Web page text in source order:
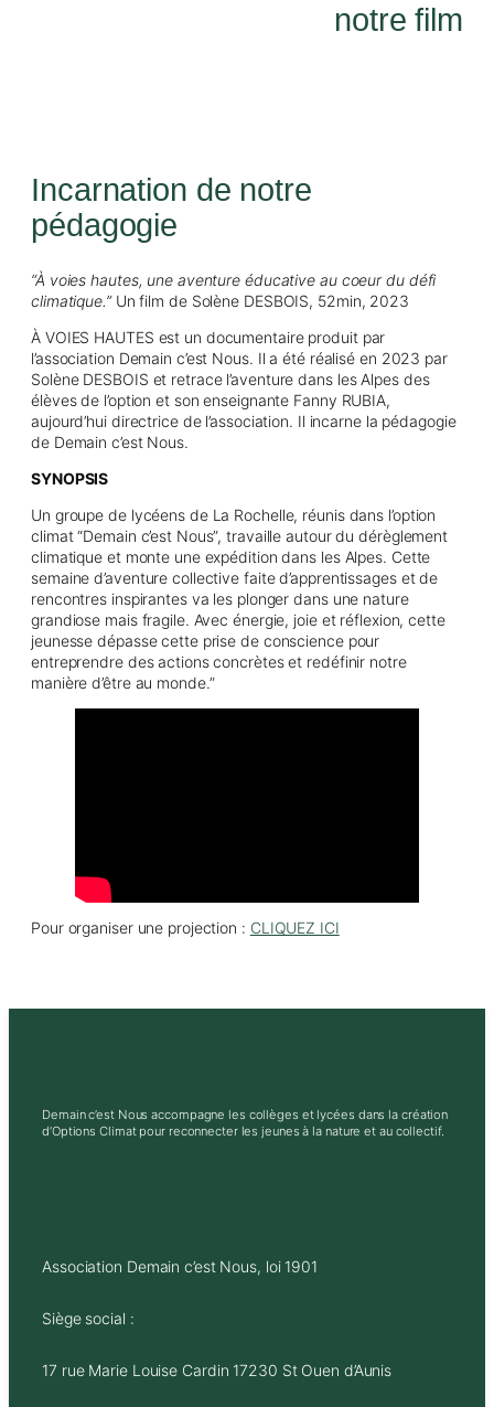
notre film
Incarnation de notre
pédagogie
“À voies hautes, une aventure éducative au coeur du défi
climatique.” Un film de Solène DESBOIS, 52min, 2023
À VOIES HAUTES est un documentaire produit par
l’association Demain c’est Nous. Il a été réalisé en 2023 par
Solène DESBOIS et retrace l’aventure dans les Alpes des
élèves de l’option et son enseignante Fanny RUBIA,
aujourd’hui directrice de l’association. Il incarne la pédagogie
de Demain c’est Nous.
SYNOPSIS
Un groupe de lycéens de La Rochelle, réunis dans l’option
climat “Demain c’est Nous”, travaille autour du dérèglement
climatique et monte une expédition dans les Alpes. Cette
semaine d’aventure collective faite d’apprentissages et de
rencontres inspirantes va les plonger dans une nature
grandiose mais fragile. Avec énergie, joie et réflexion, cette
jeunesse dépasse cette prise de conscience pour
entreprendre des actions concrètes et redéfinir notre
manière d’être au monde.”
Pour organiser une projection : CLIQUEZ ICI
Demain c’est Nous accompagne les collèges et lycées dans la création
d’Options Climat pour reconnecter les jeunes à la nature et au collectif.
Association Demain c’est Nous, loi 1901
Siège social :
17 rue Marie Louise Cardin 17230 St Ouen d’Aunis